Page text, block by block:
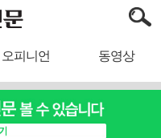
오피니언 동영상